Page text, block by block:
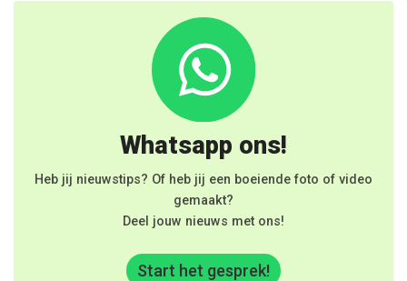
Whatsapp ons!
Heb jij nieuwstips? Of heb jij een boeiende foto of video
gemaakt?
Deel jouw nieuws met ons!
Start het gesprek!